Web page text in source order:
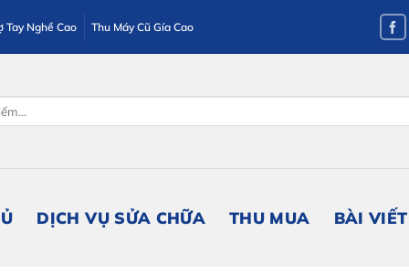
Tay Nghề Cao Thu Máy Cũ Gía Cao
DỊCH VỤ SỬA CHỮA THU MUA BÀI VIẾT